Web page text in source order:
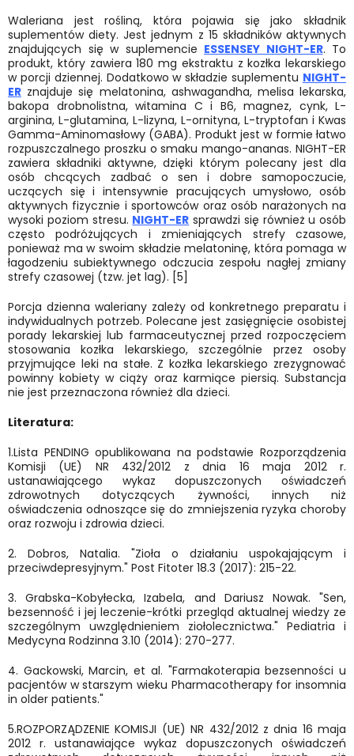
Waleriana jest rośliną, która pojawia się jako składnik
suplementów diety. Jest jednym z 15 składników aktywnych
znajdujących się w suplemencie ESSENSEY NIGHT-ER. To
produkt, który zawiera 180 mg ekstraktu z kozłka lekarskiego
w porcji dziennej. Dodatkowo w składzie suplementu NIGHT-
ER znajduje się melatonina, ashwagandha, melisa lekarska,
bakopa drobnolistna, witamina C i B6, magnez, cynk, L-
arginina, L-glutamina, L-lizyna, L-ornityna, L-tryptofan i Kwas
Gamma-Aminomasłowy (GABA). Produkt jest w formie łatwo
rozpuszczalnego proszku o smaku mango-ananas. NIGHT-ER
zawiera składniki aktywne, dzięki którym polecany jest dla
osób chcących zadbać o sen i dobre samopoczucie,
uczących się i intensywnie pracujących umysłowo, osób
aktywnych fizycznie i sportowców oraz osób narażonych na
wysoki poziom stresu. NIGHT-ER sprawdzi się również u osób
często podróżujących i zmieniających strefy czasowe,
ponieważ ma w swoim składzie melatoninę, która pomaga w
łagodzeniu subiektywnego odczucia zespołu nagłej zmiany
strefy czasowej (tzw. jet lag). [5]
Porcja dzienna waleriany zależy od konkretnego preparatu i
indywidualnych potrzeb. Polecane jest zasięgnięcie osobistej
porady lekarskiej lub farmaceutycznej przed rozpoczęciem
stosowania kozłka lekarskiego, szczególnie przez osoby
przyjmujące leki na stałe. Z kozłka lekarskiego zrezygnować
powinny kobiety w ciąży oraz karmiące piersią. Substancja
nie jest przeznaczona również dla dzieci.
Literatura:
1.Lista PENDING opublikowana na podstawie Rozporządzenia
Komisji (UE) NR 432/2012 z dnia 16 maja 2012 r.
ustanawiającego wykaz dopuszczonych oświadczeń
zdrowotnych dotyczących żywności, innych niż
oświadczenia odnoszące się do zmniejszenia ryzyka choroby
oraz rozwoju i zdrowia dzieci.
2. Dobros, Natalia. "Zioła o działaniu uspokajającym i
przeciwdepresyjnym." Post Fitoter 18.3 (2017): 215-22.
3. Grabska-Kobyłecka, Izabela, and Dariusz Nowak. "Sen,
bezsenność i jej leczenie-krótki przegląd aktualnej wiedzy ze
szczególnym uwzględnieniem ziołolecznictwa." Pediatria i
Medycyna Rodzinna 3.10 (2014): 270-277.
4. Gackowski, Marcin, et al. "Farmakoterapia bezsenności u
pacjentów w starszym wieku Pharmacotherapy for insomnia
in older patients."
5.ROZPORZĄDZENIE KOMISJI (UE) NR 432/2012 z dnia 16 maja
2012 r. ustanawiające wykaz dopuszczonych oświadczeń